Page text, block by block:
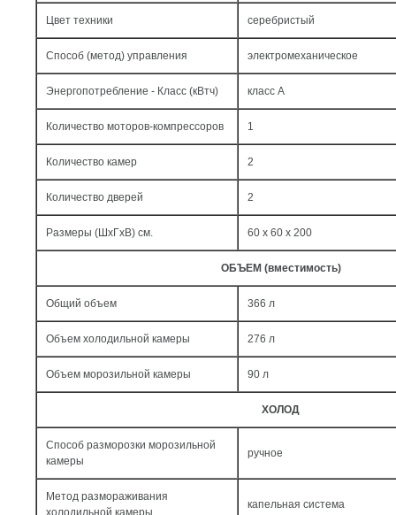
Цвет техники серебристый
Способ (метод) управления электромеханическое
Энергопотребление - Класс (кВтч) класс A
Количество моторов-компрессоров 1
Количество камер 2
Количество дверей 2
Размеры (ШxГxВ) см. 60 x 60 x 200
ОБЪЕМ (вместимость)
Общий объем 366 л
Объем холодильной камеры 276 л
Объем морозильной камеры 90 л
ХОЛОД
Способ разморозки морозильной
камеры
ручное
Метод размораживания
холодильной камеры
капельная система